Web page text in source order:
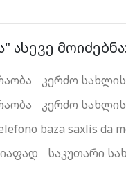
ასევე
კერძო სახლის
კერძო სახლის
baza saxlis
საკუთარი